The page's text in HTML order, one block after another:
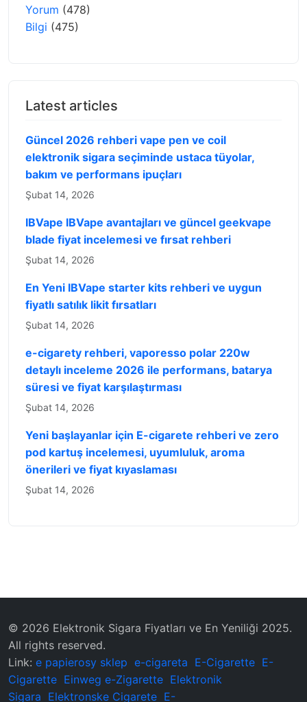
Yorum (478)
Bilgi (475)
Latest articles
Güncel 2026 rehberi vape pen ve coil
elektronik sigara seçiminde ustaca tüyolar,
bakım ve performans ipuçları
Şubat 14, 2026
IBVape IBVape avantajları ve güncel geekvape
blade fiyat incelemesi ve fırsat rehberi
Şubat 14, 2026
En Yeni IBVape starter kits rehberi ve uygun
fiyatlı satılık likit fırsatları
Şubat 14, 2026
e-cigarety rehberi, vaporesso polar 220w
detaylı inceleme 2026 ile performans, batarya
süresi ve fiyat karşılaştırması
Şubat 14, 2026
Yeni başlayanlar için E-cigarete rehberi ve zero
pod kartuş incelemesi, uyumluluk, aroma
önerileri ve fiyat kıyaslaması
Şubat 14, 2026
© 2026 Elektronik Sigara Fiyatları ve En Yeniliği 2025.
All rights reserved.
Link: e papierosy sklep e-cigareta E-Cigarette E-
Cigarette Einweg e-Zigarette Elektronik
Sigara Elektronske Cigarete E-